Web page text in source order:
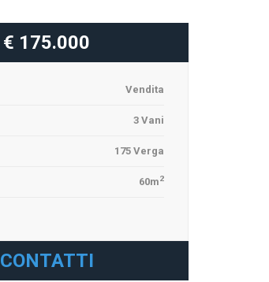
€ 175.000
Vendita
3 Vani
175 Verga
60m2
CONTATTI